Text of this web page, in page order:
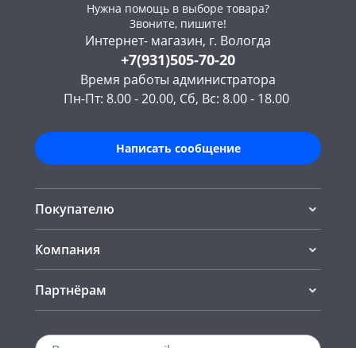
Нужна помощь в выборе товара?
Звоните, пишите!
Интернет- магазин, г. Вологда
+7(931)505-70-20
Время работы администратора
Пн-Пт: 8.00 - 20.00, Сб, Вс: 8.00 - 18.00
Написать сообщение
Покупателю
Компания
Партнёрам